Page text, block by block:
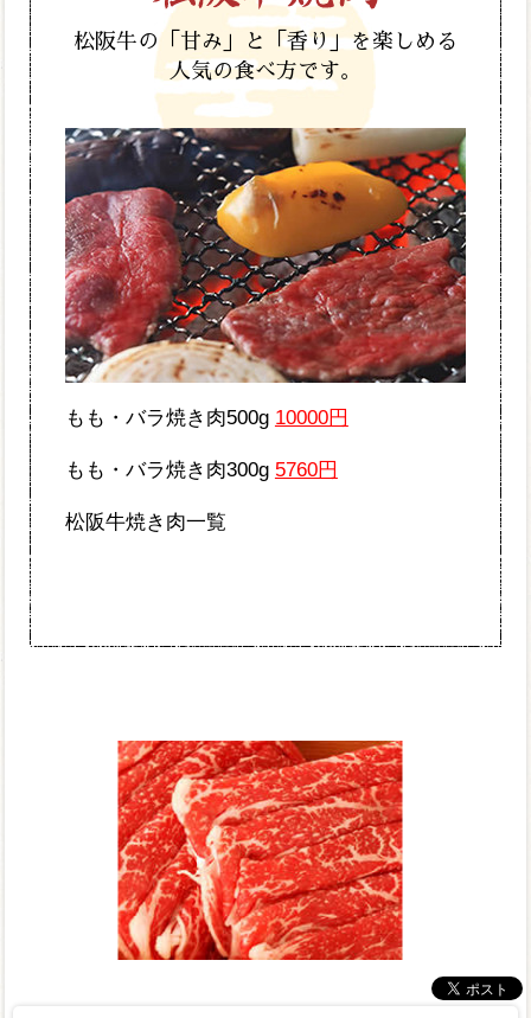
松阪牛の「甘み」と「香り」を楽しめる
人気の食べ方です。
もも・バラ焼き肉500g 10000円
もも・バラ焼き肉300g 5760円
松阪牛焼き肉一覧